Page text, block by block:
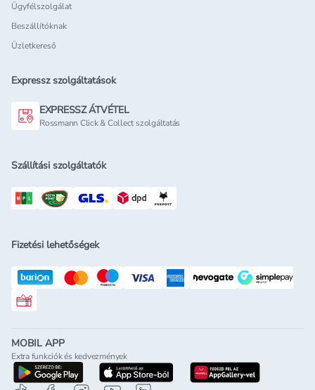
Ügyfélszolgálat
Beszállítóknak
Üzletkereső
Expressz szolgáltatások
EXPRESSZ ÁTVÉTEL
Rossmann Click & Collect szolgáltatás
Szállítási szolgáltatók
Fizetési lehetőségek
Rossmann ajándékkártya
MOBIL APP
Extra funkciók és kedvezmények
letöltés a google-play-rölletöltés az app-store-ból
letöltés